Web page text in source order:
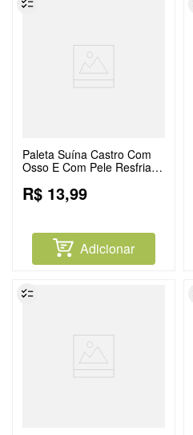
Paleta Suína Castro Com
Osso E Com Pele Resfriada
R$ 13,99
Adicionar